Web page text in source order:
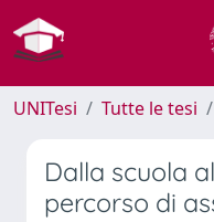
UNITesi Tutte le tesi
Dalla scuola
percorso di